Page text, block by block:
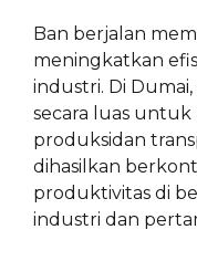
Ban berjalan
meningkatkan
industri. Di
secara luas untuk
produksidan
dihasilkan
produktivitas di
industri dan